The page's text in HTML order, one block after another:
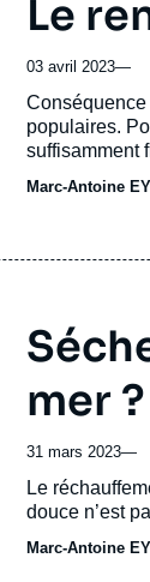
Le
03 avril 2023—
Accroche
populaires.
suffisamment
Marc-Antoine
mer ?
31 mars 2023—
Accroche
Le
douce n’est
Marc-Antoine